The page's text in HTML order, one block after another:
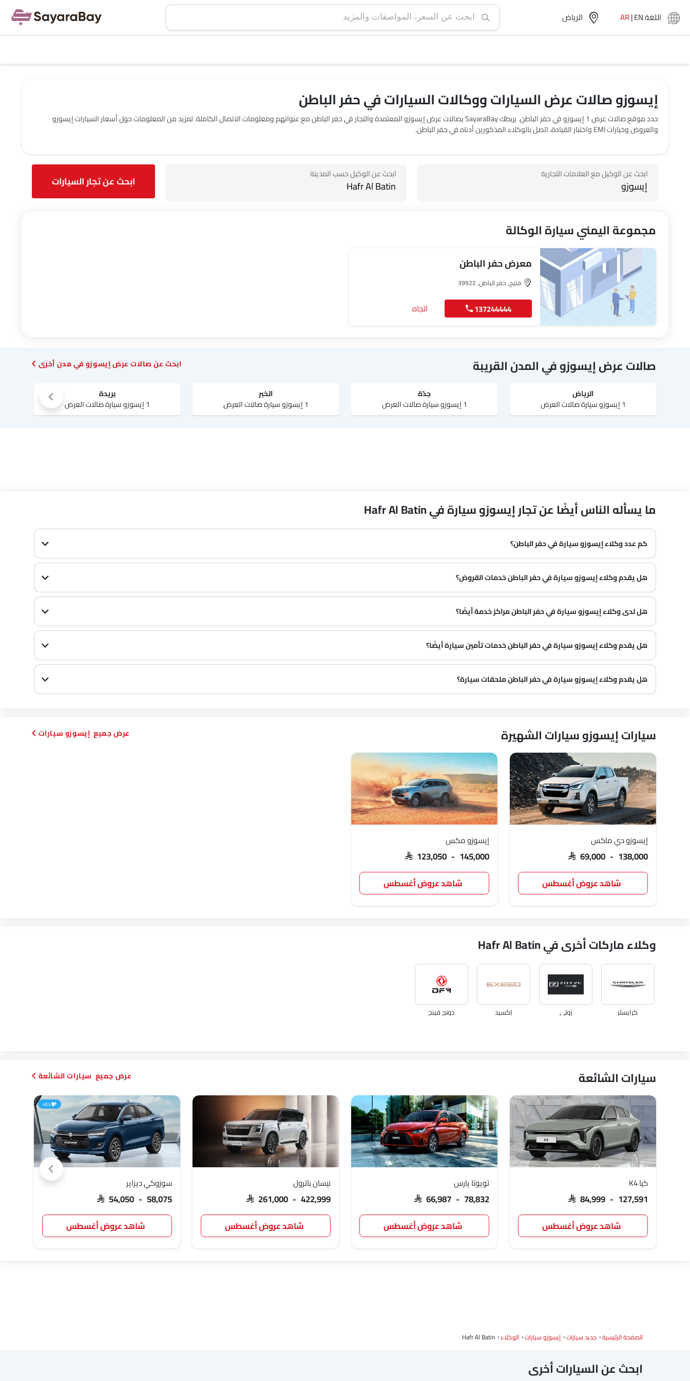
الرياض‎ اللغةEN
|
AR
إيسوزو صالات عرض السيارات ووكالات السيارات في حفر الباطن
حدد موقع صالات عرض 1 إيسوزو في حفر الباطن. يربطك SayaraBay بصالات عرض إيسوزو المعتمدة والتجار في حفر الباطن مع عنوانهم ومعلومات الاتصال الكاملة. لمزيد من المعلومات حول أسعار السيارات إيسوزو
والعروض وخيارات EMI واختبار القيادة، اتصل بالوكلاء المذكورين أدناه في حفر الباطن.
ابحث عن تجار السيارات
مجموعة اليمني سيارة الوكالة
معرض حفر الباطن
فليج, حفر الباطن, 39922
137244444 اتجاه
صالات عرض إيسوزو في المدن القريبة
الرياض‎
1 إيسوزو سيارة صالات العرض
جدّة
1 إيسوزو سيارة صالات العرض
الخبر
1 إيسوزو سيارة صالات العرض
بريدة
1 إيسوزو سيارة صالات العرض
ابحث عن صالات عرض إيسوزو في مدن أخرى
ما يسأله الناس أيضًا عن تجار إيسوزو سيارة في Hafr Al Batin
كم عدد وكلاء إيسوزو سيارة في حفر الباطن؟
هل يقدم وكلاء إيسوزو سيارة في حفر الباطن خدمات القروض؟
هل لدى وكلاء إيسوزو سيارة في حفر الباطن مراكز خدمة أيضًا؟
هل يقدم وكلاء إيسوزو سيارة في حفر الباطن خدمات تأمين سيارة أيضًا؟
هل يقدم وكلاء إيسوزو سيارة في حفر الباطن ملحقات سيارة؟
سيارات إيسوزو سيارات الشهيرة
إيسوزو دي ماكس
SAR 69,000 - 138,000
شاهد عروض أغسطس
إيسوزو مكس
SAR 123,050 - 145,000
شاهد عروض أغسطس
إيسوزو سيارات
وكلاء ماركات أخرى في Hafr Al Batin
كرايسلر زوتي إكسيد دونج فينج
سيارات الشائعة
كيا K4
SAR 84,999 - 127,591
شاهد عروض أغسطس
تويوتا يارس
SAR 66,987 - 78,832
شاهد عروض أغسطس
نيسان باترول
SAR 261,000 - 422,999
شاهد عروض أغسطس
HEV
سوزوكي ديزاير
SAR 54,050 - 58,075
شاهد عروض أغسطس
سيارات الشائعة
الصفحة الرئيسية جديد سيارات إيسوزو سيارات الوكلاء Hafr Al Batin
ابحث عن السيارات أخرى